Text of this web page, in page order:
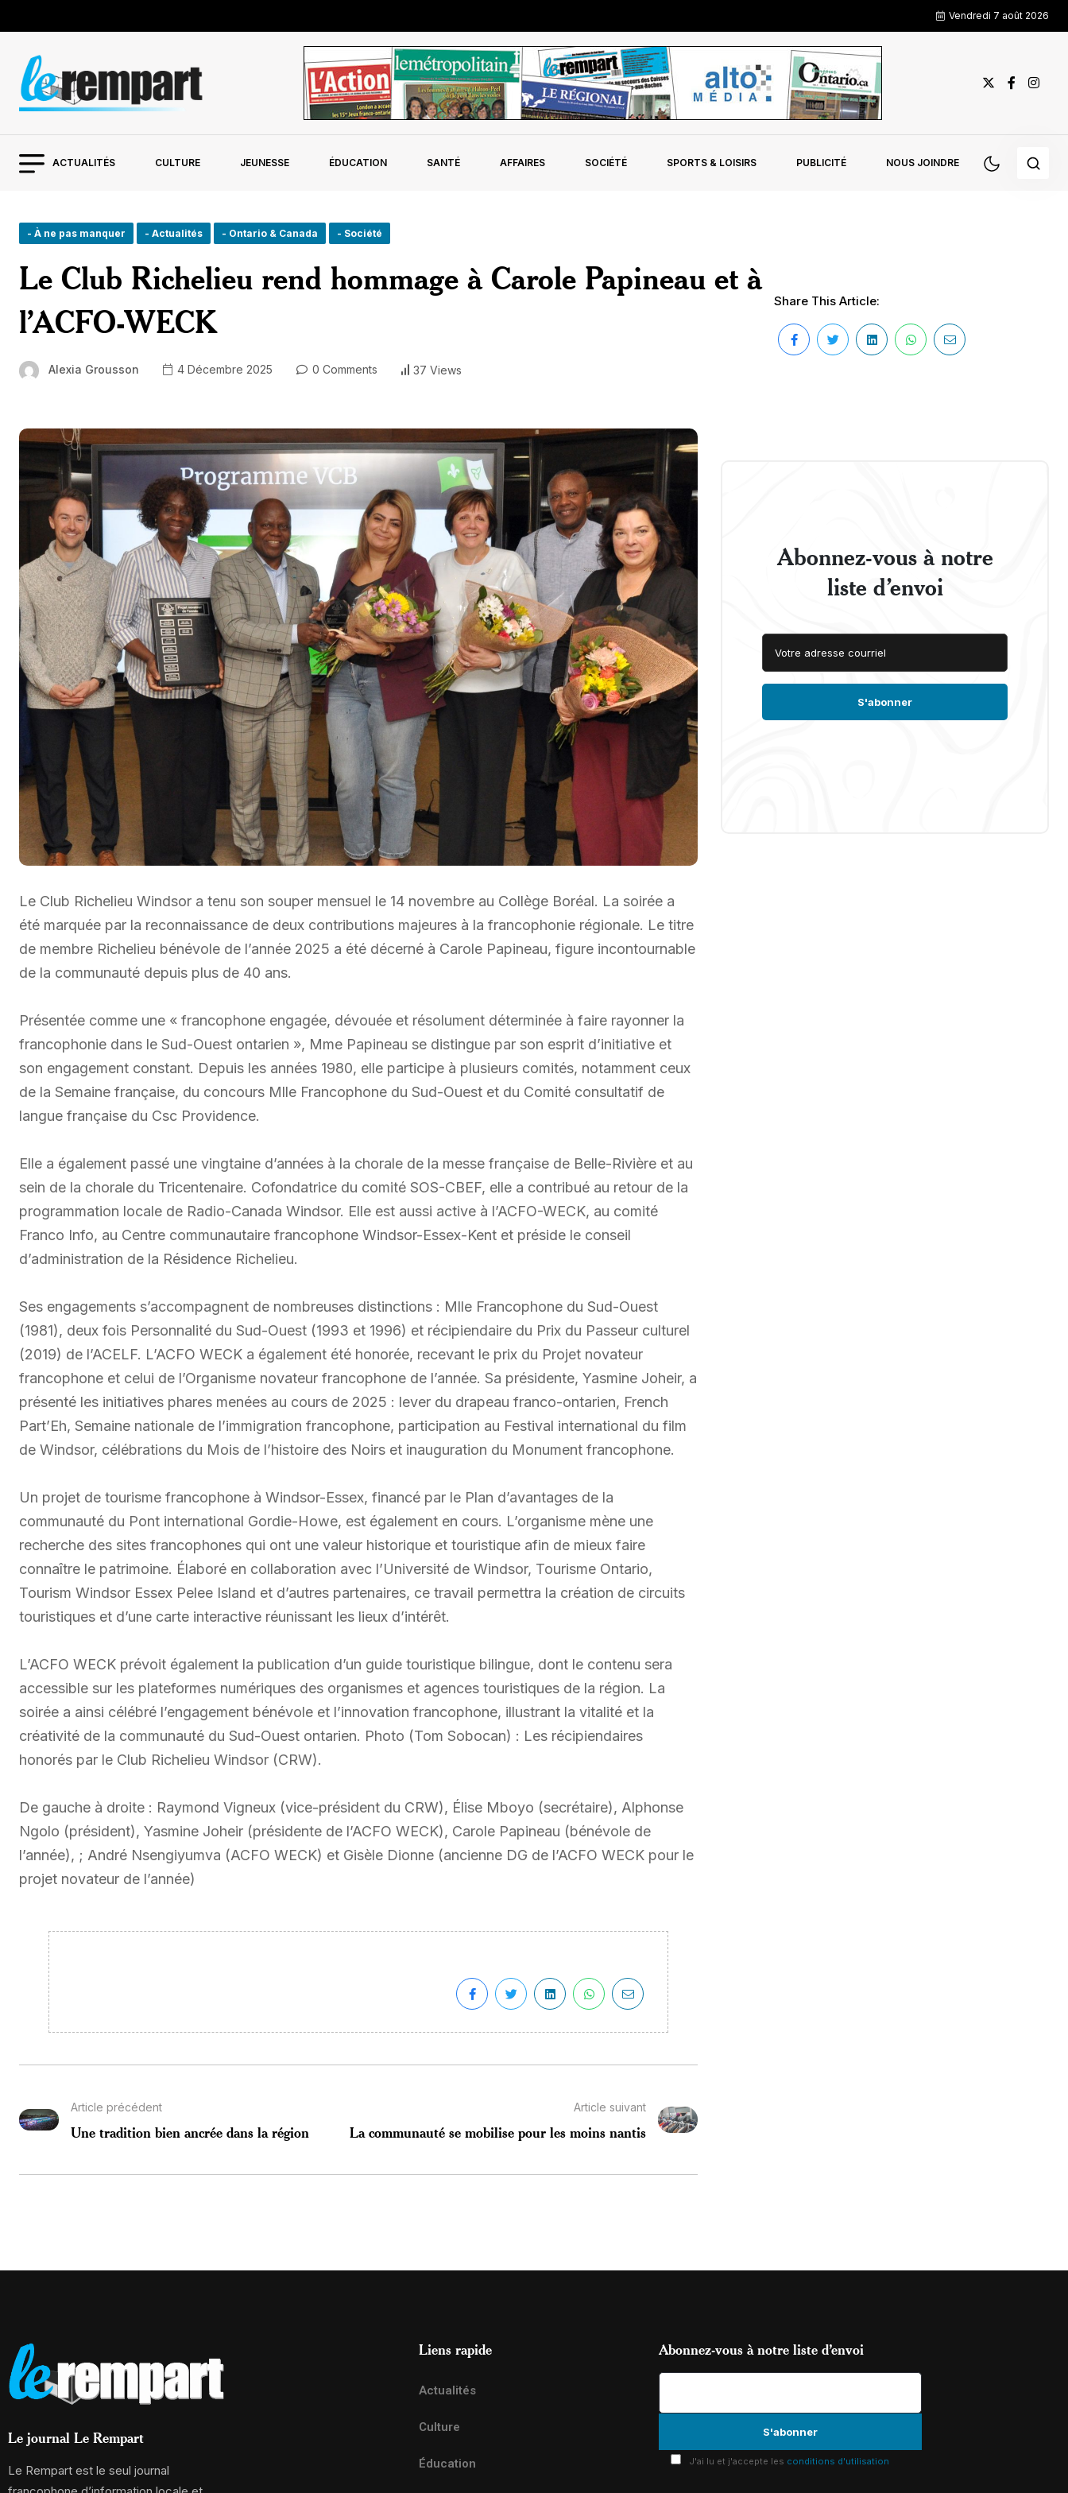
Vendredi 7 août 2026
ACTUALITÉS CULTURE JEUNESSE ÉDUCATION SANTÉ AFFAIRES SOCIÉTÉ SPORTS & LOISIRS PUBLICITÉ NOUS JOINDRE
- À ne pas manquer - Actualités - Ontario & Canada - Société
Le Club Richelieu rend hommage à Carole Papineau et à
l’ACFO-WECK
Alexia Grousson 4 Décembre 2025 0 Comments 37 Views
Share This Article:
Le Club Richelieu Windsor a tenu son souper mensuel le 14 novembre au Collège Boréal. La soirée a
été marquée par la reconnaissance de deux contributions majeures à la francophonie régionale. Le titre
de membre Richelieu bénévole de l’année 2025 a été décerné à Carole Papineau, figure incontournable
de la communauté depuis plus de 40 ans.
Présentée comme une « francophone engagée, dévouée et résolument déterminée à faire rayonner la
francophonie dans le Sud-Ouest ontarien », Mme Papineau se distingue par son esprit d’initiative et
son engagement constant. Depuis les années 1980, elle participe à plusieurs comités, notamment ceux
de la Semaine française, du concours Mlle Francophone du Sud-Ouest et du Comité consultatif de
langue française du Csc Providence.
Elle a également passé une vingtaine d’années à la chorale de la messe française de Belle-Rivière et au
sein de la chorale du Tricentenaire. Cofondatrice du comité SOS-CBEF, elle a contribué au retour de la
programmation locale de Radio-Canada Windsor. Elle est aussi active à l’ACFO-WECK, au comité
Franco Info, au Centre communautaire francophone Windsor-Essex-Kent et préside le conseil
d’administration de la Résidence Richelieu.
Ses engagements s’accompagnent de nombreuses distinctions : Mlle Francophone du Sud-Ouest
(1981), deux fois Personnalité du Sud-Ouest (1993 et 1996) et récipiendaire du Prix du Passeur culturel
(2019) de l’ACELF. L’ACFO WECK a également été honorée, recevant le prix du Projet novateur
francophone et celui de l’Organisme novateur francophone de l’année. Sa présidente, Yasmine Joheir, a
présenté les initiatives phares menées au cours de 2025 : lever du drapeau franco-ontarien, French
Part’Eh, Semaine nationale de l’immigration francophone, participation au Festival international du film
de Windsor, célébrations du Mois de l’histoire des Noirs et inauguration du Monument francophone.
Un projet de tourisme francophone à Windsor-Essex, financé par le Plan d’avantages de la
communauté du Pont international Gordie-Howe, est également en cours. L’organisme mène une
recherche des sites francophones qui ont une valeur historique et touristique afin de mieux faire
connaître le patrimoine. Élaboré en collaboration avec l’Université de Windsor, Tourisme Ontario,
Tourism Windsor Essex Pelee Island et d’autres partenaires, ce travail permettra la création de circuits
touristiques et d’une carte interactive réunissant les lieux d’intérêt.
L’ACFO WECK prévoit également la publication d’un guide touristique bilingue, dont le contenu sera
accessible sur les plateformes numériques des organismes et agences touristiques de la région. La
soirée a ainsi célébré l’engagement bénévole et l’innovation francophone, illustrant la vitalité et la
créativité de la communauté du Sud-Ouest ontarien. Photo (Tom Sobocan) : Les récipiendaires
honorés par le Club Richelieu Windsor (CRW).
De gauche à droite : Raymond Vigneux (vice-président du CRW), Élise Mboyo (secrétaire), Alphonse
Ngolo (président), Yasmine Joheir (présidente de l’ACFO WECK), Carole Papineau (bénévole de
l’année), ; André Nsengiyumva (ACFO WECK) et Gisèle Dionne (ancienne DG de l’ACFO WECK pour le
projet novateur de l’année)
Article précédent
Une tradition bien ancrée dans la région
Article suivant
La communauté se mobilise pour les moins nantis
Abonnez-vous à notre
liste d’envoi
Le journal Le Rempart
Le Rempart est le seul journal
Liens rapide
Actualités
Culture
Éducation
Abonnez-vous à notre liste d’envoi
J'ai lu et j'accepte les conditions d'utilisation